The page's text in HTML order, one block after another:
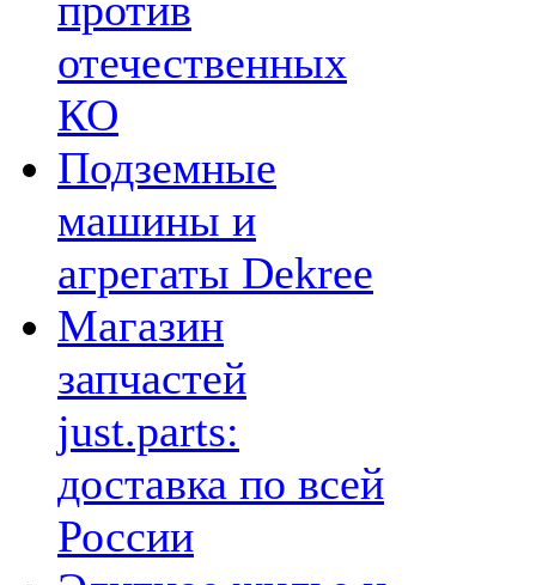
отечественных
КО
Подземные
машины и
агрегаты Dekree
Магазин
запчастей
just.parts:
доставка по всей
России